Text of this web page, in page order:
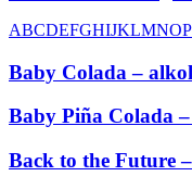
ABCDEFGHIJKLMNOP
Baby Colada –
Baby Piña Colada
Back to the Future